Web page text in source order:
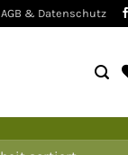
AGB & Datenschutz